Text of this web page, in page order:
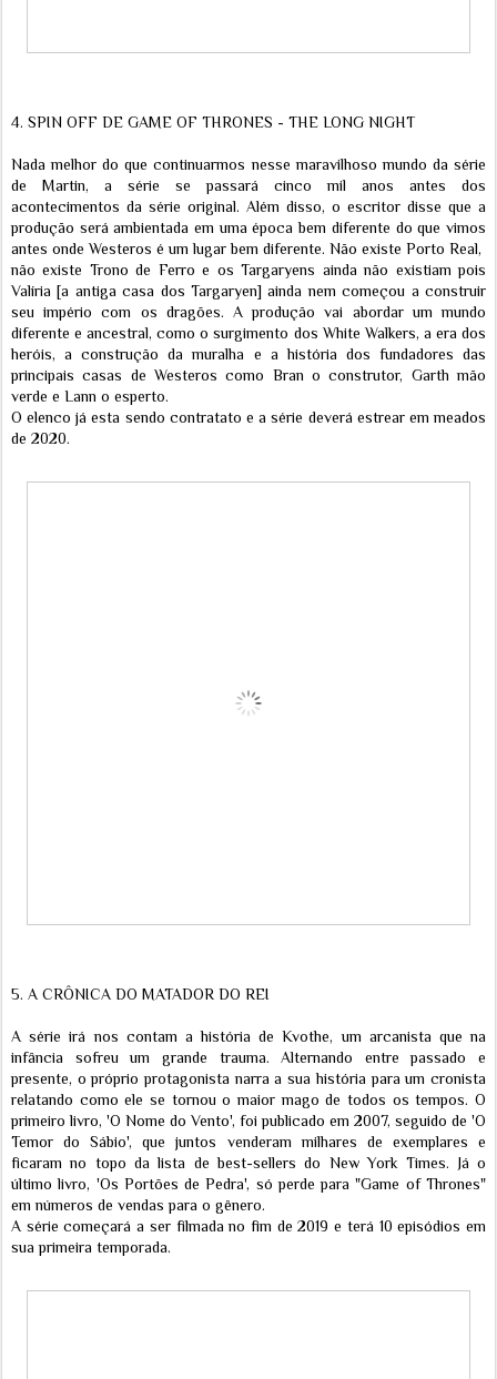
4. SPIN OFF DE GAME OF THRONES - THE LONG NIGHT
Nada melhor do que continuarmos nesse maravilhoso mundo da série
de Martin, a série se passará cinco mil anos antes dos
acontecimentos da série original. Além disso, o escritor disse que a
produção será ambientada em uma época bem diferente do que vimos
antes onde Westeros é um lugar bem diferente. Não existe Porto Real,
não existe Trono de Ferro e os Targaryens ainda não existiam pois
Valíria [a antiga casa dos Targaryen] ainda nem começou a construir
seu império com os dragões. A produção vai abordar um mundo
diferente e ancestral, como o surgimento dos White Walkers, a era dos
heróis, a construção da muralha e a história dos fundadores das
principais casas de Westeros como Bran o construtor, Garth mão
verde e Lann o esperto.
O elenco já esta sendo contratato e a série deverá estrear em meados
de 2020.
5. A CRÔNICA DO MATADOR DO REI
A série irá nos contam a história de Kvothe, um arcanista que na
infância sofreu um grande trauma. Alternando entre passado e
presente, o próprio protagonista narra a sua história para um cronista
relatando como ele se tornou o maior mago de todos os tempos. O
primeiro livro, 'O Nome do Vento', foi publicado em 2007, seguido de 'O
Temor do Sábio', que juntos venderam milhares de exemplares e
ficaram no topo da lista de best-sellers do New York Times. Já o
último livro, 'Os Portões de Pedra', só perde para "Game of Thrones"
em números de vendas para o gênero.
A série começará a ser filmada no fim de 2019 e terá 10 episódios em
sua primeira temporada.